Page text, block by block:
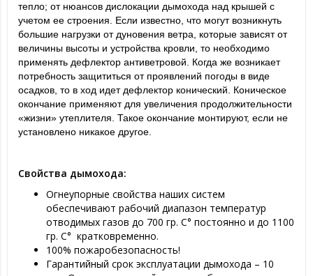
тепло; от нюансов дислокации дымохода над крышей с
учетом ее строения. Если известно, что могут возникнуть
большие нагрузки от дуновения ветра, которые зависят от
величины высоты и устройства кровли, то необходимо
применять дефлектор антиветровой. Когда же возникает
потребность защититься от проявлений погоды в виде
осадков, то в ход идет дефлектор конический. Коническое
окончание применяют для увеличения продолжительности
«жизни» утеплителя. Такое окончание монтируют, если не
установлено никакое другое.
Свойства дымохода:
Огнеупорные свойства наших систем
обеспечивают рабочий диапазон температур
отводимых газов до 700 гр. С° постоянно и до 1100
гр. С° кратковременно.
100% пожаробезопасность!
Гарантийный срок эксплуатации дымохода – 10